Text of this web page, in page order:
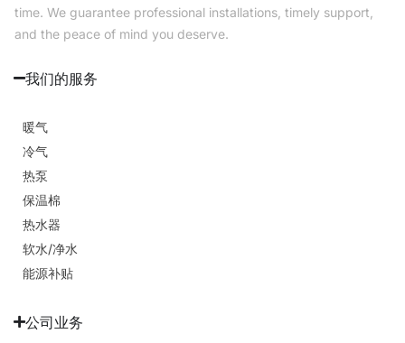
time. We guarantee professional installations, timely support,
and the peace of mind you deserve.
我们的服务
暖气
冷气
热泵
保温棉
热水器
软水/净水
能源补贴
公司业务